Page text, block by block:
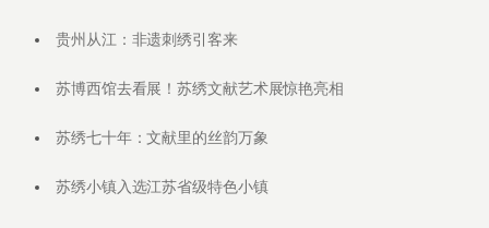
贵州从江：非遗刺绣引客来
苏博西馆去看展！苏绣文献艺术展惊艳亮相
苏绣七十年：文献里的丝韵万象
苏绣小镇入选江苏省级特色小镇